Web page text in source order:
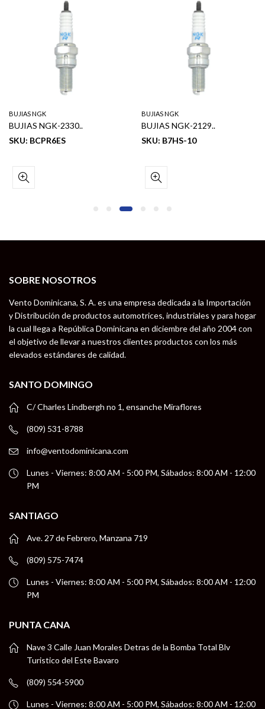
BUJIAS NGK
BUJIAS NGK-2330..
SKU: BCPR6ES
BUJIAS NGK
BUJIAS NGK-2129..
SKU: B7HS-10
SOBRE NOSOTROS
Vento Dominicana, S. A. es una empresa dedicada a la Importación
y Distribución de productos automotrices, industriales y para hogar
la cual llega a República Dominicana en diciembre del año 2004 con
el objetivo de llevar a nuestros clientes productos con los más
elevados estándares de calidad.
SANTO DOMINGO
C/ Charles Lindbergh no 1, ensanche Miraflores
(809) 531-8788
info@ventodominicana.com
Lunes - Viernes: 8:00 AM - 5:00 PM, Sábados: 8:00 AM - 12:00
PM
SANTIAGO
Ave. 27 de Febrero, Manzana 719
(809) 575-7474
Lunes - Viernes: 8:00 AM - 5:00 PM, Sábados: 8:00 AM - 12:00
PM
PUNTA CANA
Nave 3 Calle Juan Morales Detras de la Bomba Total Blv
Turistico del Este Bavaro
(809) 554-5900
Lunes - Viernes: 8:00 AM - 5:00 PM, Sábados: 8:00 AM - 12:00